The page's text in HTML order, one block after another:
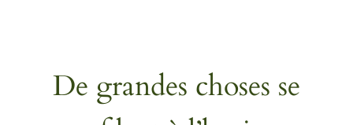
De grandes choses se